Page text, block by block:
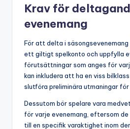
Krav för
evenemang
För att delta i säsongsevenemang
ett giltigt spelkonto och uppfylla
förutsättningar som anges för
kan inkludera att ha en viss
slutföra preliminära utmaningar
Dessutom bör spelare vara
för varje evenemang, eftersom
till en specifik varaktighet inom